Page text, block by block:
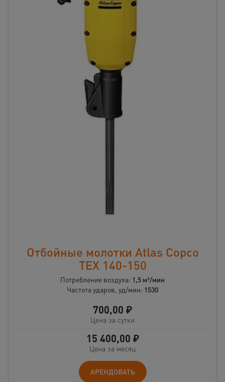
Отбойные молотки Atlas Copco
TEX 140-150
Потребление воздуха: 1,5 м³/мин
Частота ударов, уд/мин: 1530
700,00 ₽
Цена за сутки
15 400,00 ₽
Цена за месяц
АРЕНДОВАТЬ